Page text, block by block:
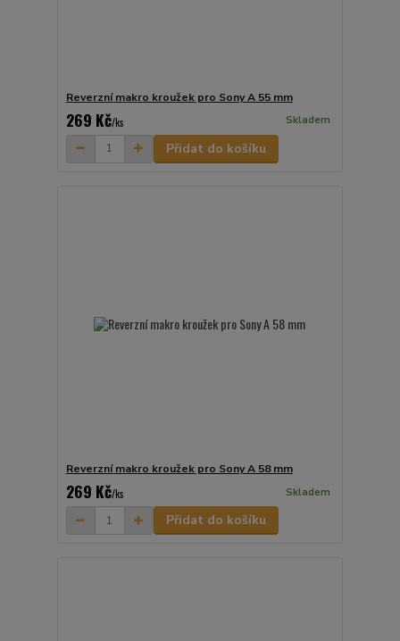
Reverzní makro kroužek pro Sony A 55 mm
269 Kč/ks Skladem
Přidat do košíku
Reverzní makro kroužek pro Sony A 58 mm
269 Kč/ks Skladem
Přidat do košíku